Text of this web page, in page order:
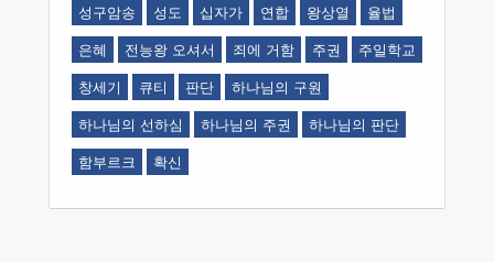
성구암송
성도 십자가 연합 왕상열
율법
은혜
전능왕 오셔서 죄에 거함 주권
주일학교
창세기
큐티 판단
하나님의 구원
하나님의 선하심
하나님의 주권
하나님의 판단
함부르크
확신